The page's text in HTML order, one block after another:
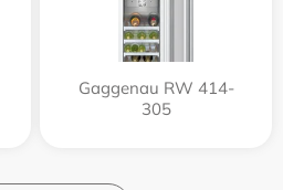
Gaggenau RW 414-
305